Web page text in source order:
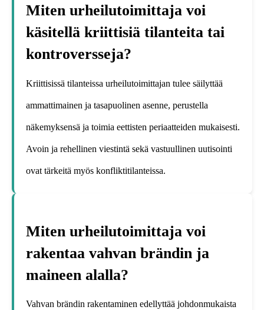
Miten urheilutoimittaja voi
käsitellä kriittisiä tilanteita tai
kontroversseja?
Kriittisissä tilanteissa urheilutoimittajan tulee säilyttää
ammattimainen ja tasapuolinen asenne, perustella
näkemyksensä ja toimia eettisten periaatteiden mukaisesti.
Avoin ja rehellinen viestintä sekä vastuullinen uutisointi
ovat tärkeitä myös konfliktitilanteissa.
Miten urheilutoimittaja voi
rakentaa vahvan brändin ja
maineen alalla?
Vahvan brändin rakentaminen edellyttää johdonmukaista